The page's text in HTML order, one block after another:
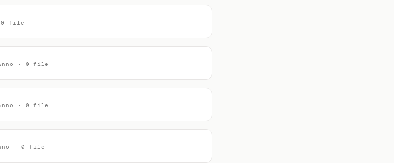
0 file
anno · 0 file
anno · 0 file
· 0 file